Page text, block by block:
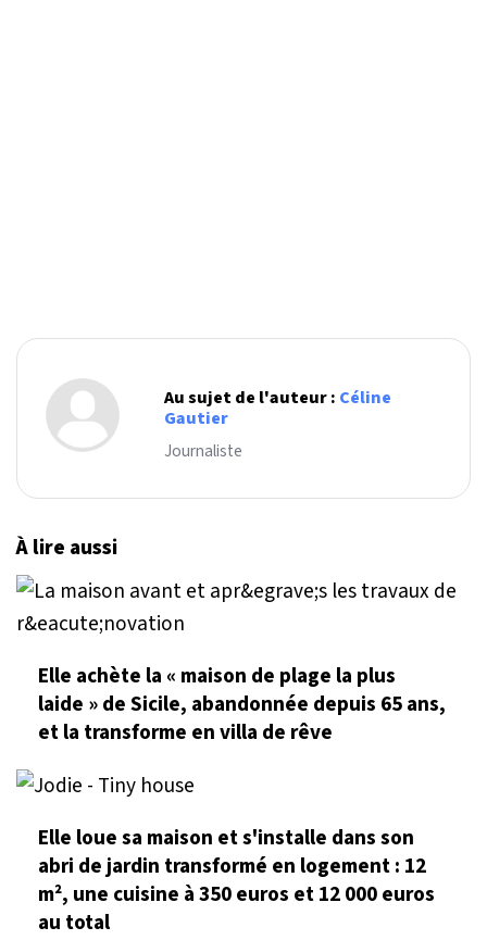
Au sujet de l'auteur : Céline
Gautier
Journaliste
À lire aussi
Elle achète la « maison de plage la plus
laide » de Sicile, abandonnée depuis 65 ans,
et la transforme en villa de rêve
Elle loue sa maison et s'installe dans son
abri de jardin transformé en logement : 12
m², une cuisine à 350 euros et 12 000 euros
au total